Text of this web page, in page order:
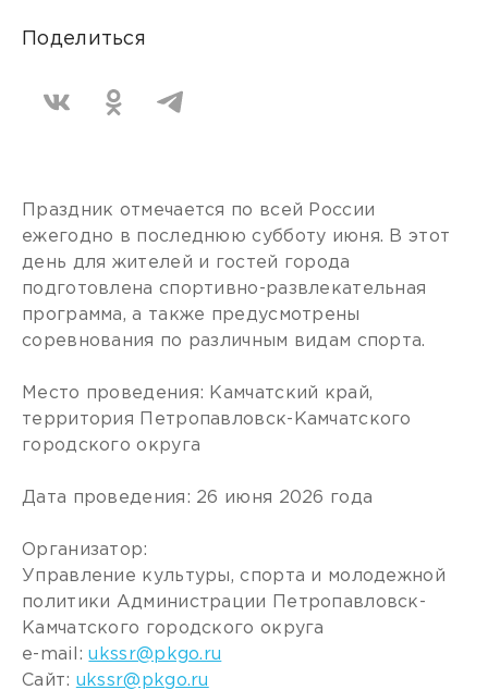
Поделиться
Праздник отмечается по всей России
ежегодно в последнюю субботу июня. В этот
день для жителей и гостей города
подготовлена спортивно-развлекательная
программа, а также предусмотрены
соревнования по различным видам спорта.
Место проведения: Камчатский край,
территория Петропавловск-Камчатского
городского округа
Дата проведения: 26 июня 2026 года
Организатор:
Управление культуры, спорта и молодежной
политики Администрации Петропавловск-
Камчатского городского округа
e-mail:ukssr@pkgo.ru
Сайт: ukssr@pkgo.ru